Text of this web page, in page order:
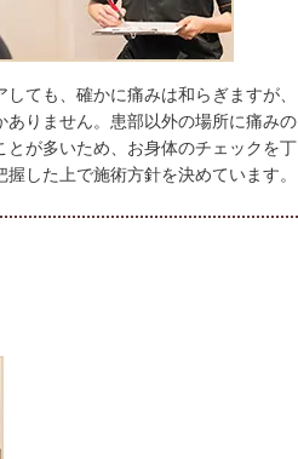
ても、確かに痛みは和らぎますが、
ありません。患部以外の場所に痛みの
とが多いため、お身体のチェックを丁
した上で施術方針を決めています。